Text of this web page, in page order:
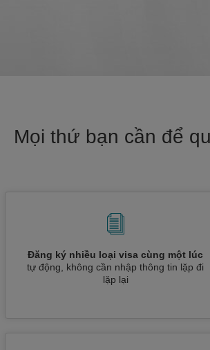
Mọi thứ bạn cần để
Đăng ký nhiều loại visa cùng một lúc
tự động, không cần nhập thông tin lặp đi
lặp lại